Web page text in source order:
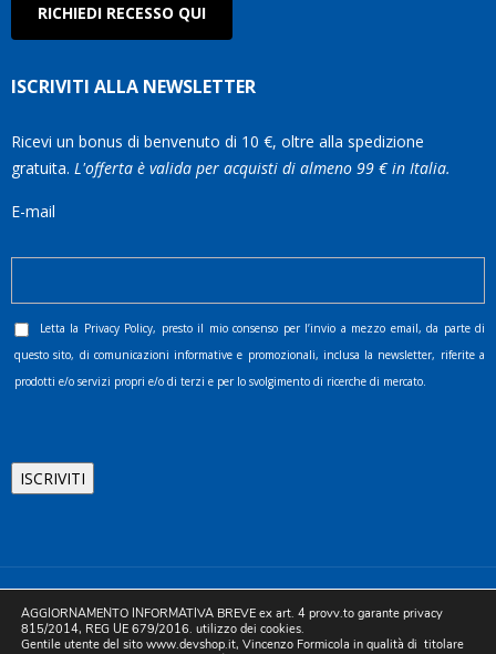
RICHIEDI RECESSO QUI
ISCRIVITI ALLA NEWSLETTER
Ricevi un bonus di benvenuto di 10 €, oltre alla spedizione
gratuita. L'offerta è valida per acquisti di almeno 99 € in Italia.
E-mail
Letta la Privacy Policy, presto il mio consenso per l’invio a mezzo email, da parte di
questo sito, di comunicazioni informative e promozionali, inclusa la newsletter, riferite a
prodotti e/o servizi propri e/o di terzi e per lo svolgimento di ricerche di mercato.
80055 Portici (NA). pec: devinternational@pec.it P.IVA
AGGIORNAMENTO INFORMATIVA BREVE ex art. 4 provv.to garante privacy
815/2014, REG UE 679/2016. utilizzo dei cookies.
Gentile utente del sito www.devshop.it, Vincenzo Formicola in qualità di titolare